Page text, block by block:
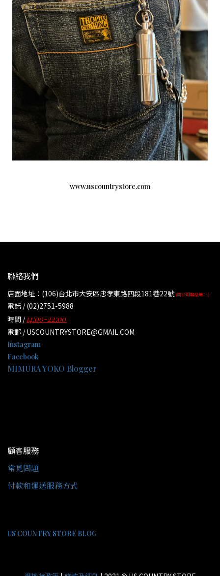
www.uscountrystore.com
聯絡我們
店面地址：(106)台北市大安區忠孝東路四段181巷22號(同公司聯絡地址)
電話 / (02)2751-5988
時間 /14:00-22:00
電郵 / USCOUNTRYSTORE@GMAIL.COM
Instagram
Facebook
MIMURA YOKO Blogger
顧客服務
常見問題
付款和運送服務方式
US COUNTRY STORE BLOG